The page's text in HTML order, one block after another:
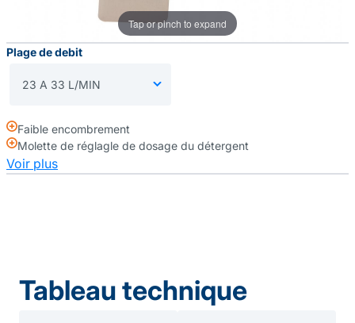
Tap or pinch to expand
Faible encombrement
Molette de réglagle de dosage du détergent
Voir plus
Plage de debit
Tableau technique